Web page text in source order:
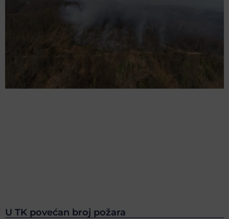
U TK povećan broj požara